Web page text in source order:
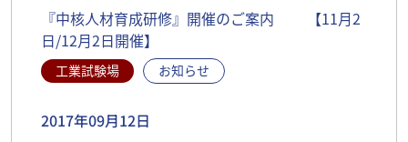
『中核人材育成研修』開催のご案内 【11月2
日/12月2日開催】
工業試験場 お知らせ
2017年09月12日